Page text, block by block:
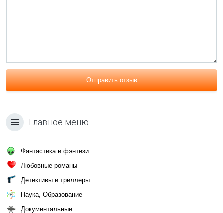
Отправить отзыв
Главное меню
Фантастика и фэнтези
Любовные романы
Детективы и триллеры
Наука, Образование
Документальные